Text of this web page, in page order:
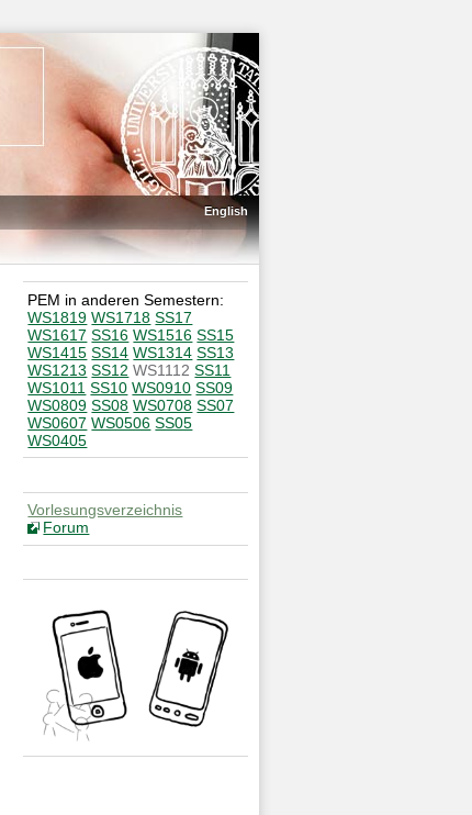
English
PEM in anderen Semestern:
WS1819 WS1718 SS17
WS1617 SS16 WS1516 SS15
WS1415 SS14 WS1314 SS13
WS1213 SS12 WS1112 SS11
WS1011 SS10 WS0910 SS09
WS0809 SS08 WS0708 SS07
WS0607 WS0506 SS05
WS0405
Vorlesungsverzeichnis
Forum